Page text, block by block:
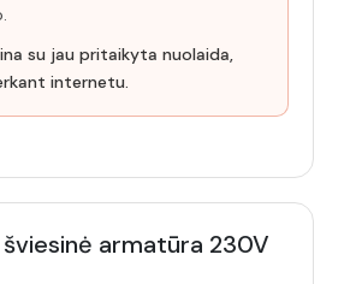
su jau pritaikyta nuolaida,
internetu.
šviesinė armatūra 230V